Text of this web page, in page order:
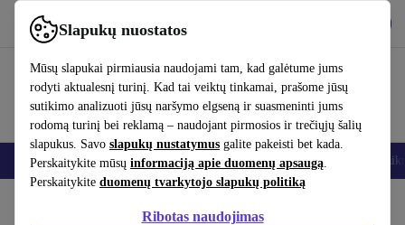
Slapukų nuostatos
Mūsų slapukai pirmiausia naudojami tam, kad galėtume jums
rodyti aktualesnį turinį. Kad tai veiktų tinkamai, prašome jūsų
sutikimo analizuoti jūsų naršymo elgseną ir suasmeninti jums
rodomą turinį bei reklamą – naudojant pirmosios ir trečiųjų šalių
slapukus. Savo slapukų nustatymus galite pakeisti bet kada.
Perskaitykite mūsų informaciją apie duomenų apsaugą.
Perskaitykite duomenų tvarkytojo slapukų politiką
Ribotas naudojimas
Naudok refurbed greitai ir paprastai
Išmanieji telefonai Nešiojamieji kompiuteriai Planšetės Išmanieji